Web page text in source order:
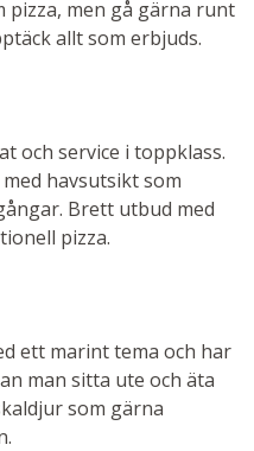
men gå gärna runt
allt som erbjuds.
och service i toppklass.
havsutsikt som
Brett utbud med
pizza.
ett marint tema och har
man sitta ute och äta
som gärna